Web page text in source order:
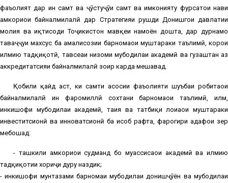
фаъолият дар ин самт ва ҷӯстуҷӯи самт ва имконияту фурсатҳои нави
ҳамкориҳои байналмилалӣ дар Стратегияи рушди Донишгоҳи давлатии
молия ва иқтисоди Тоҷикистон мавқеи намоён дошта, дар дурнамо
таваҷҷуҳи махсус ба амалисозии барномаҳои муштараки таълимӣ, корҳои
илмию тадқиқотӣ, тавсеаи низоми мубодилаи академӣ ва гузаштан аз
аккредитатсияи байналмилалӣ зоҳир карда мешавад.
Қобили қайд аст, ки самти асосии фаъолияти шуъбаи робитаҳои
байналмилалӣ ин фаромиллӣ сохтани барномаҳои таълимӣ, илм,
инкишофи мубодилаи академӣ, таҳия ва татбиқи лоиҳаҳои муштараки
инвеститсионӣ ва инноватсионӣ ба ҳисоб рафта, фарогири ҳадафҳои зер
мебошад:
- ташкили ҳамкориҳои судманд бо муассисаҳои академӣ ва илмию
тадқиқотии хориҷи дуру наздик;
- инкишофи мунтазами барномаи мубодилаи донишҷӯён ва мубодилаи